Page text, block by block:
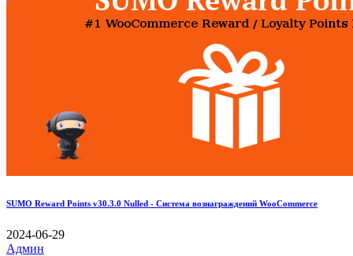
SUMO Reward Points v30.3.0 Nulled - Система вознаграждений WooCommerce
2024-06-29
Админ